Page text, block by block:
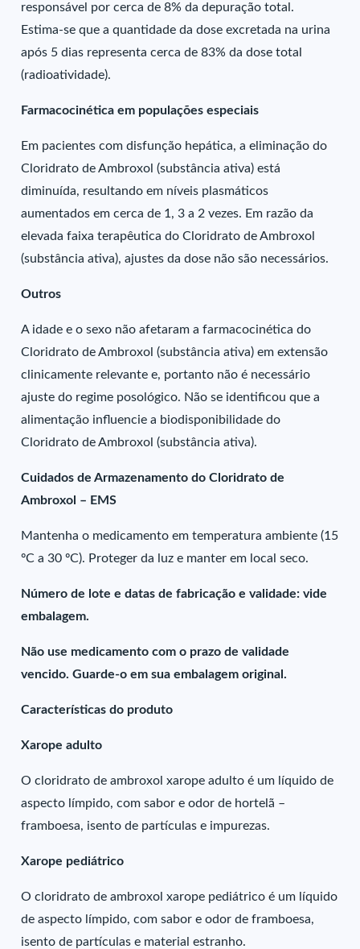
responsável por cerca de 8% da depuração total.
Estima-se que a quantidade da dose excretada na urina
após 5 dias representa cerca de 83% da dose total
(radioatividade).
Farmacocinética em populações especiais
Em pacientes com disfunção hepática, a eliminação do
Cloridrato de Ambroxol (substância ativa) está
diminuída, resultando em níveis plasmáticos
aumentados em cerca de 1, 3 a 2 vezes. Em razão da
elevada faixa terapêutica do Cloridrato de Ambroxol
(substância ativa), ajustes da dose não são necessários.
Outros
A idade e o sexo não afetaram a farmacocinética do
Cloridrato de Ambroxol (substância ativa) em extensão
clinicamente relevante e, portanto não é necessário
ajuste do regime posológico. Não se identificou que a
alimentação influencie a biodisponibilidade do
Cloridrato de Ambroxol (substância ativa).
Cuidados de Armazenamento do Cloridrato de
Ambroxol – EMS
Mantenha o medicamento em temperatura ambiente (15
ºC a 30 ºC). Proteger da luz e manter em local seco.
Número de lote e datas de fabricação e validade: vide
embalagem.
Não use medicamento com o prazo de validade
vencido. Guarde-o em sua embalagem original.
Características do produto
Xarope adulto
O cloridrato de ambroxol xarope adulto é um líquido de
aspecto límpido, com sabor e odor de hortelã –
framboesa, isento de partículas e impurezas.
Xarope pediátrico
O cloridrato de ambroxol xarope pediátrico é um líquido
de aspecto límpido, com sabor e odor de framboesa,
isento de partículas e material estranho.